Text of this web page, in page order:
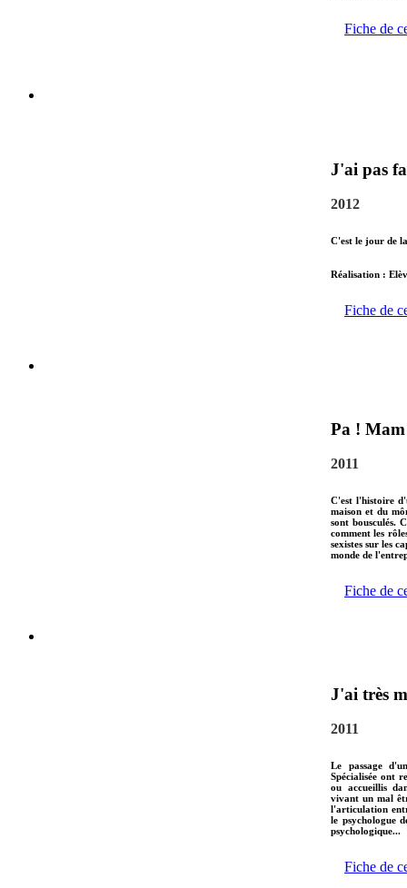
Fiche de
J'ai pas
2012
C'est le jour de
Réalisation :
Fiche de
Pa !
2011
C'est l'histoire
maison et du
sont bousculés.
comment les
sexistes sur les
monde de
Fiche de
J'ai très
2011
Le passage
Spécialisée ont
ou accueillis
vivant un mal
l'articulation
le psychologue
psychologique...
Fiche de